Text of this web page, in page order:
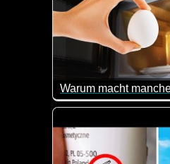
Eier in der Mikrowelle